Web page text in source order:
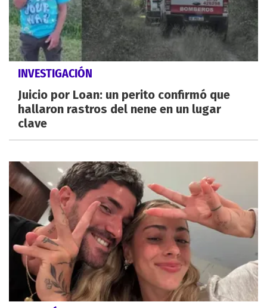
INVESTIGACIÓN
Juicio por Loan: un perito confirmó que
hallaron rastros del nene en un lugar
clave